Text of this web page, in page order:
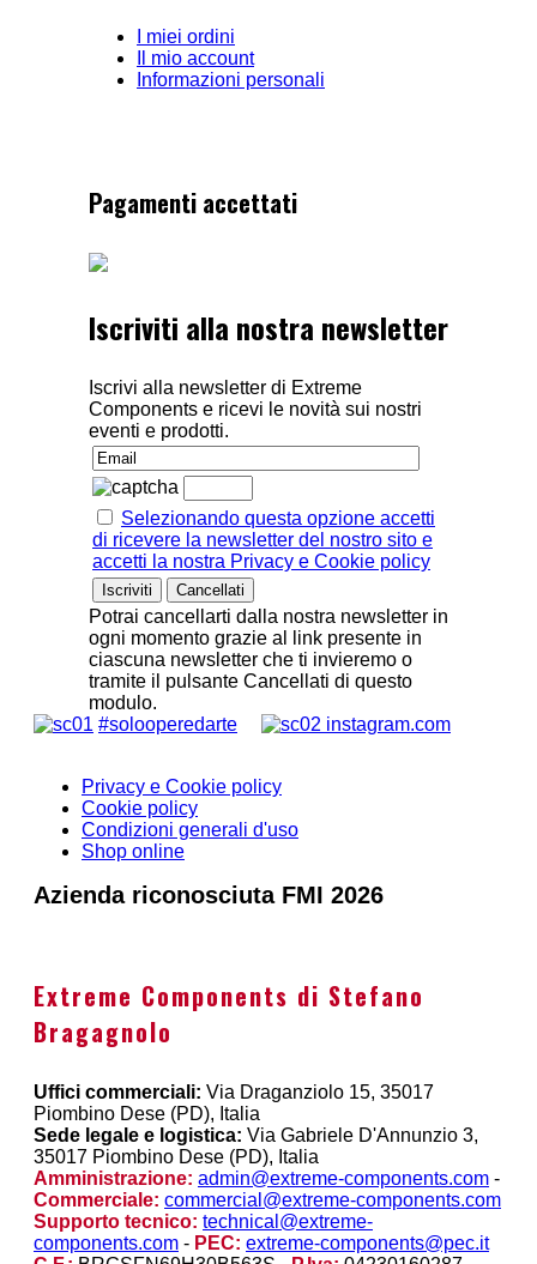
I miei ordini
Il mio account
Informazioni personali
Pagamenti accettati
Iscriviti alla nostra newsletter
Iscrivi alla newsletter di Extreme
Components e ricevi le novità sui nostri
eventi e prodotti.
Selezionando questa opzione accetti
di ricevere la newsletter del nostro sito e
accetti la nostra Privacy e Cookie policy
Potrai cancellarti dalla nostra newsletter in
ogni momento grazie al link presente in
ciascuna newsletter che ti invieremo o
tramite il pulsante Cancellati di questo
modulo.
#solooperedarte
instagram.com
Privacy e Cookie policy
Cookie policy
Condizioni generali d'uso
Shop online
Azienda riconosciuta FMI 2026
Extreme Components di Stefano
Bragagnolo
Uffici commerciali: Via Draganziolo 15, 35017
Piombino Dese (PD), Italia
Sede legale e logistica: Via Gabriele D'Annunzio 3,
35017 Piombino Dese (PD), Italia
Amministrazione: admin@extreme-components.com -
Commerciale: commercial@extreme-components.com
Supporto tecnico: technical@extreme-
components.com - PEC: extreme-components@pec.it